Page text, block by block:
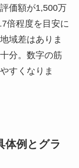
価額が1,500万
倍程度を目安に
域差はありま
分。数字の筋
すくなりま
体例とグラ